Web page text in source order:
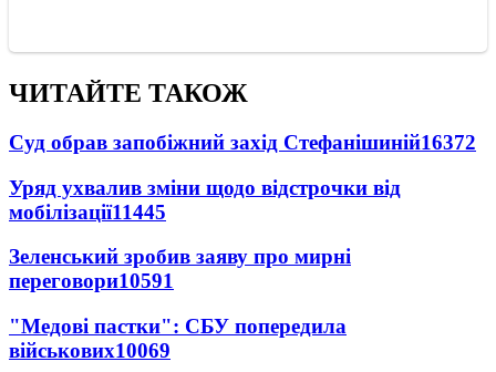
ЧИТАЙТЕ ТАКОЖ
Суд обрав запобіжний захід Стефанішиній16372
Уряд ухвалив зміни щодо відстрочки від
мобілізації11445
Зеленський зробив заяву про мирні
переговори10591
"Медові пастки": СБУ попередила
військових10069